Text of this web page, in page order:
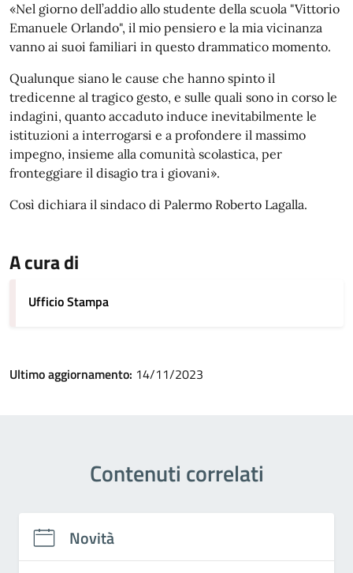
«Nel giorno dell’addio allo studente della scuola "Vittorio
Emanuele Orlando", il mio pensiero e la mia vicinanza
vanno ai suoi familiari in questo drammatico momento.
Qualunque siano le cause che hanno spinto il
tredicenne al tragico gesto, e sulle quali sono in corso le
indagini, quanto accaduto induce inevitabilmente le
istituzioni a interrogarsi e a profondere il massimo
impegno, insieme alla comunità scolastica, per
fronteggiare il disagio tra i giovani».
Così dichiara il sindaco di Palermo Roberto Lagalla.
A cura di
Ufficio Stampa
Ultimo aggiornamento: 14/11/2023
Contenuti correlati
Novità